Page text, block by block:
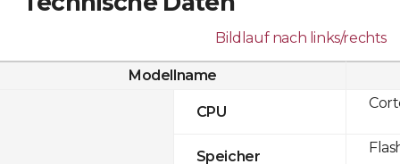
Bildlauf nach links/rechts
Modellname
CPU
Speicher